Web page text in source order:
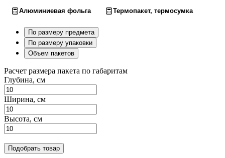
Алюминиевая фольга Термопакет, термосумка
По размеру предмета
По размеру упаковки
Объем пакетов
Расчет размера пакета по габаритам
Глубина, см
Ширина, см
Высота, см
Подобрать товар